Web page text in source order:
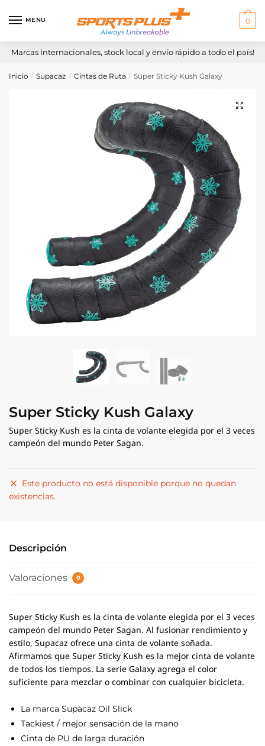
MENU 0
Marcas Internacionales, stock local y envío rápido a todo el país!
Inicio / Supacaz / Cintas de Ruta / Super Sticky Kush Galaxy
Super Sticky Kush Galaxy
Super Sticky Kush es la cinta de volante elegida por el 3 veces
campeón del mundo Peter Sagan.
Este producto no está disponible porque no quedan
existencias.
Descripción
Valoraciones 0
Super Sticky Kush es la cinta de volante elegida por el 3 veces
campeón del mundo Peter Sagan.Al fusionar rendimiento y
estilo, Supacaz ofrece una cinta de volante soñada.
Afirmamos que Super Sticky Kush es la mejor cinta de volante
de todos los tiempos. La serie Galaxy agrega el color
suficiente para mezclar o combinar con cualquier bicicleta.
La marca Supacaz Oil Slick
Tackiest / mejor sensación de la mano
Cinta de PU de larga duración